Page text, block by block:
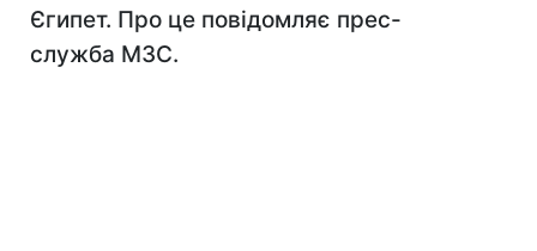
Єгипет. Про це повідомляє прес-
служба МЗС.